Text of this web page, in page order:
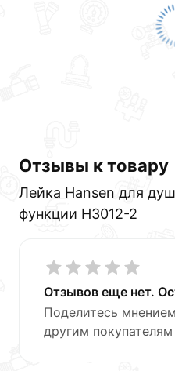
соответствует всем
купленного товарa в
Отзывы к товару
Лейка Hansen для
функции H3012-2
Отзывов еще нет.
Поделитесь
другим